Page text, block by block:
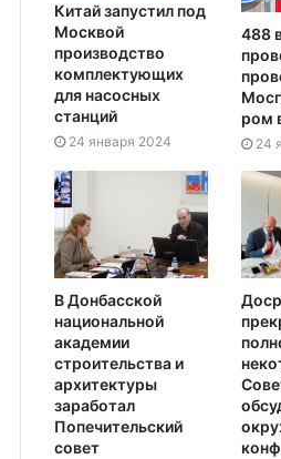
Китай запустил под
Москвой
производство
комплектующих
для насосных
станций
24 января 2024
488
ром
24
В Донбасской
национальной
академии
строительства и
архитектуры
заработал
Попечительский
совет